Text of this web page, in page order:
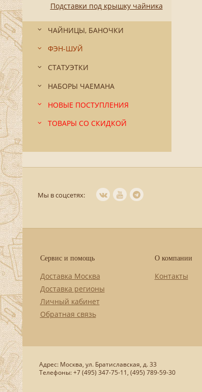
Подставки под крышку чайника
ЧАЙНИЦЫ, БАНОЧКИ
ФЭН-ШУЙ
СТАТУЭТКИ
НАБОРЫ ЧАЕМАНА
НОВЫЕ ПОСТУПЛЕНИЯ
ТОВАРЫ СО СКИДКОЙ
Мы в соцсетях:
Сервис и помощь
Доставка Москва
Доставка регионы
Личный кабинет
Обратная связь
О компании
Контакты
Адрес: Москва, ул. Братиславская, д. 33
Телефоны: +7 (495) 347-75-11, (495) 789-59-30